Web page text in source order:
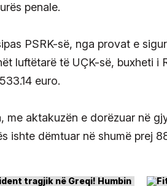
penale.
PSRK-së, nga provat e
luftëtarë të UÇK-së, buxheti i
euro.
me aktakuzën e dorëzuar në
ishte dëmtuar në shumë prej